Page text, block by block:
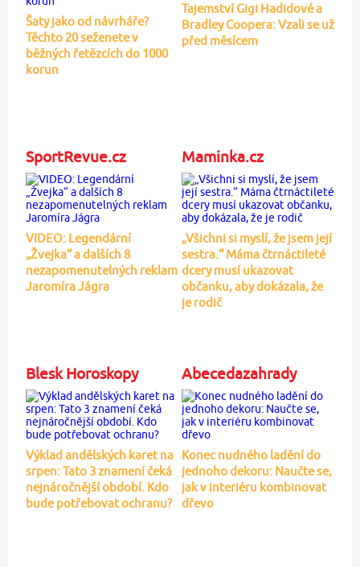
Šaty jako od návrháře?
Těchto 20 seženete v
běžných řetězcích do 1000
korun
Tajemství Gigi Hadidové a
Bradley Coopera: Vzali se už
před měsícem
SportRevue.cz
VIDEO: Legendární
„Žvejka“ a dalších 8
nezapomenutelných reklam
Jaromíra Jágra
Maminka.cz
„Všichni si myslí, že jsem její
sestra.“ Máma čtrnáctileté
dcery musí ukazovat
občanku, aby dokázala, že
je rodič
Blesk Horoskopy
Výklad andělských karet na
srpen: Tato 3 znamení čeká
nejnáročnější období. Kdo
bude potřebovat ochranu?
Abecedazahrady
Konec nudného ladění do
jednoho dekoru: Naučte se,
jak v interiéru kombinovat
dřevo